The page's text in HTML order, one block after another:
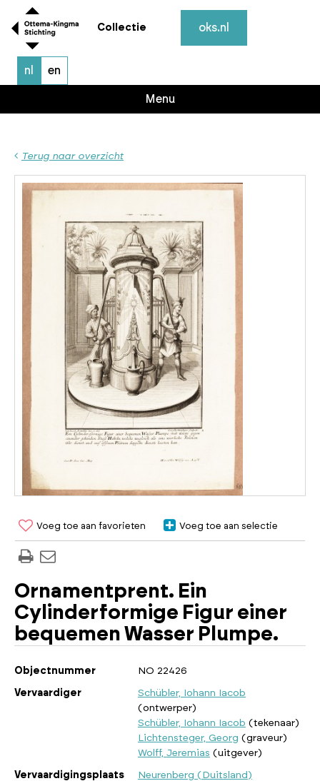
Collectie oks.nl
nl en
Menu
Terug naar overzicht
Voeg toe aan favorieten Voeg toe aan selectie
Ornamentprent. Ein
Cylinderformige Figur einer
bequemen Wasser Plumpe.
Objectnummer NO 22426
Vervaardiger
Schübler, Iohann Iacob
(ontwerper)
Schübler, Iohann Iacob (tekenaar)
Lichtensteger, Georg (graveur)
Wolff, Jeremias (uitgever)
Vervaardigingsplaats
Neurenberg (Duitsland)